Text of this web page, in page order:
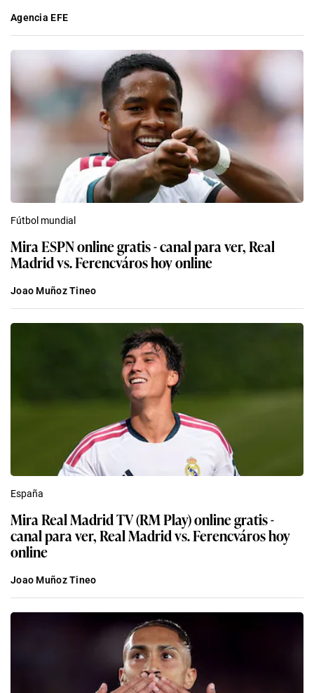
Agencia EFE
Fútbol mundial
Mira ESPN online gratis - canal para ver, Real
Madrid vs. Ferencváros hoy online
Joao Muñoz Tineo
España
Mira Real Madrid TV (RM Play) online gratis -
canal para ver, Real Madrid vs. Ferencváros hoy
online
Joao Muñoz Tineo